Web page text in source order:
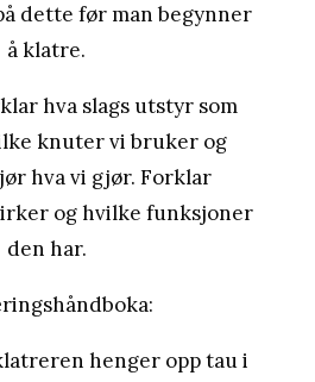
dette før man begynner
å klatre.
hva slags utstyr som
knuter vi bruker og
hva vi gjør. Forklar
og hvilke funksjoner
den har.
henger opp tau i